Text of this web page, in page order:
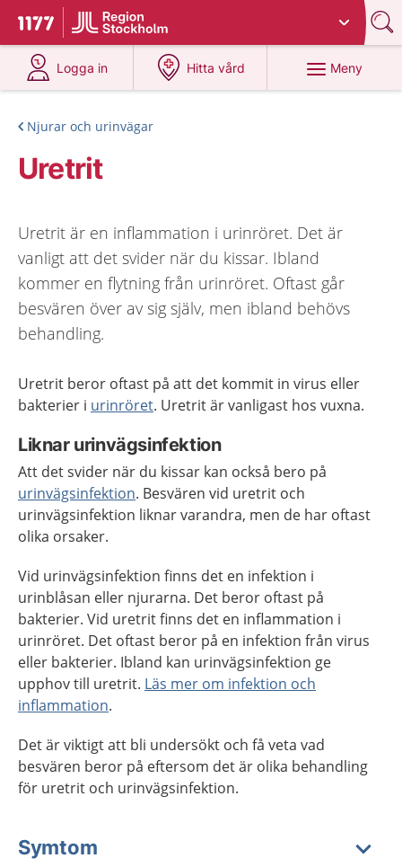
Till startsidan för 1177
Du har valt region
Logga in
på 1177.se
Hitta vård
på 1177.se
Meny
Njurar och urinvägar
Uretrit
Uretrit är en inflammation i urinröret. Det är
vanligt att det svider när du kissar. Ibland
kommer en flytning från urinröret. Oftast går
besvären över av sig själv, men ibland behövs
behandling.
Uretrit beror oftast på att det kommit in virus eller
bakterier i urinröret. Uretrit är vanligast hos vuxna.
Liknar urinvägsinfektion
Att det svider när du kissar kan också bero på
urinvägsinfektion. Besvären vid uretrit och
urinvägsinfektion liknar varandra, men de har oftast
olika orsaker.
Vid urinvägsinfektion finns det en infektion i
urinblåsan eller njurarna. Det beror oftast på
bakterier. Vid uretrit finns det en inflammation i
urinröret. Det oftast beror på en infektion från virus
eller bakterier. Ibland kan urinvägsinfektion ge
upphov till uretrit. Läs mer om infektion och
inflammation.
Det är viktigt att bli undersökt och få veta vad
besvären beror på eftersom det är olika behandling
för uretrit och urinvägsinfektion.
Symtom